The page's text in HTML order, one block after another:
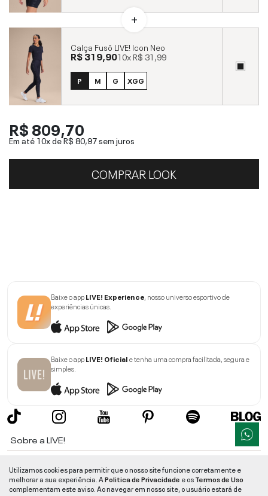
Calça Fusô LIVE! Icon Neo
R$ 319,9010xR$ 31,99
P M G XGG
R$ 809,70
Em até 10x deR$ 80,97sem juros
COMPRAR LOOK
Baixe o appLIVE! Experience, nosso universo esportivo de
experiências únicas.
Baixe o appLIVE! Oficiale tenha uma compra facilitada, segura e
simples.
Sobre a LIVE!
Informações
Utilizamos cookies para permitir que o nosso site funcione corretamente e
melhorar a sua experiência. APolitica de Privacidade e osTermos de Uso
complementam este aviso. Ao navegar em nosso site, o usuário estará de